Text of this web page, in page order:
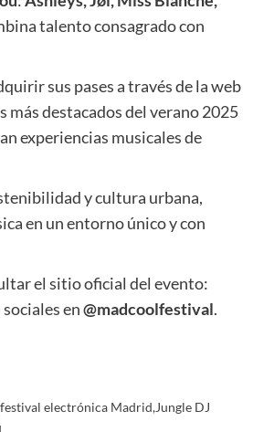
talento consagrado con
sus pases a través de la web
más destacados del verano 2025
experiencias musicales de
y cultura urbana,
en un entorno único y con
el sitio oficial del evento:
en@madcoolfestival.
festival electrónica Madrid,Jungle DJ